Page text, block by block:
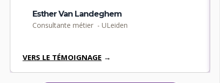
Esther Van Landeghem
Consultante métier - ULeiden
VERS LE TÉMOIGNAGE →